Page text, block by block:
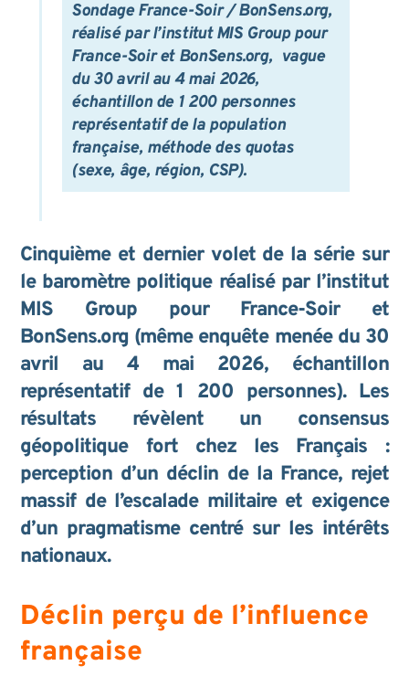
Sondage France-Soir / BonSens.org,
réalisé par l’institut MIS Group pour
France-Soir et BonSens.org, vague
du 30 avril au 4 mai 2026,
échantillon de 1 200 personnes
représentatif de la population
française, méthode des quotas
(sexe, âge, région, CSP).
Cinquième et dernier voletde la série sur
le baromètre politique réalisé par l’institut
MIS Grouppour France-Soir et
BonSens.org (même enquête menée du 30
avril au 4 mai 2026, échantillon
représentatif de 1 200 personnes). Les
résultats révèlent un consensus
géopolitique fortchez les Français :
perception d’un déclin de la France, rejet
massif de l’escalade militaire et exigence
d’un pragmatisme centré sur les intérêts
nationaux.
Déclin perçu de l’influence
française